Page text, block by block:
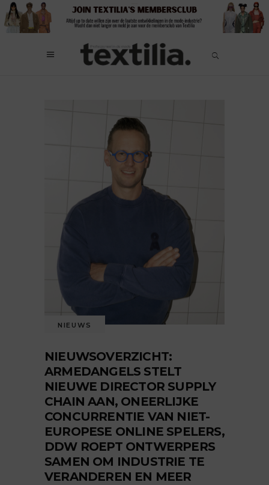
NIEUWS
NIEUWSOVERZICHT:
ARMEDANGELS STELT
NIEUWE DIRECTOR SUPPLY
CHAIN AAN, ONEERLIJKE
CONCURRENTIE VAN NIET-
EUROPESE ONLINE SPELERS,
DDW ROEPT ONTWERPERS
SAMEN OM INDUSTRIE TE
VERANDEREN EN MEER